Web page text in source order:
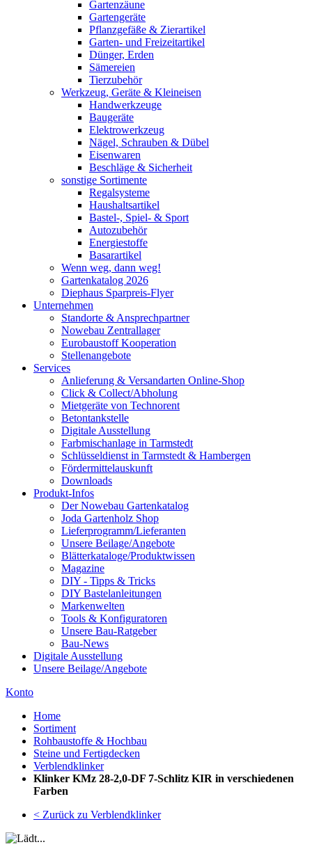
Gartenzäune
Gartengeräte
Pflanzgefäße & Zierartikel
Garten- und Freizeitartikel
Dünger, Erden
Sämereien
Tierzubehör
Werkzeug, Geräte & Kleineisen
Handwerkzeuge
Baugeräte
Elektrowerkzeug
Nägel, Schrauben & Dübel
Eisenwaren
Beschläge & Sicherheit
sonstige Sortimente
Regalsysteme
Haushaltsartikel
Bastel-, Spiel- & Sport
Autozubehör
Energiestoffe
Basarartikel
Wenn weg, dann weg!
Gartenkatalog 2026
Diephaus Sparpreis-Flyer
Unternehmen
Standorte & Ansprechpartner
Nowebau Zentrallager
Eurobaustoff Kooperation
Stellenangebote
Services
Anlieferung & Versandarten Online-Shop
Click & Collect/Abholung
Mietgeräte von Technorent
Betontankstelle
Digitale Ausstellung
Farbmischanlage in Tarmstedt
Schlüsseldienst in Tarmstedt & Hambergen
Fördermittelauskunft
Downloads
Produkt-Infos
Der Nowebau Gartenkatalog
Joda Gartenholz Shop
Lieferprogramm/Lieferanten
Unsere Beilage/Angebote
Blätterkataloge/Produktwissen
Magazine
DIY - Tipps & Tricks
DIY Bastelanleitungen
Markenwelten
Tools & Konfiguratoren
Unsere Bau-Ratgeber
Bau-News
Digitale Ausstellung
Unsere Beilage/Angebote
Konto
Home
Sortiment
Rohbaustoffe & Hochbau
Steine und Fertigdecken
Verblendklinker
Klinker KMz 28-2,0-DF 7-Schlitz KIR in verschiedenen
Farben
< Zurück zu Verblendklinker